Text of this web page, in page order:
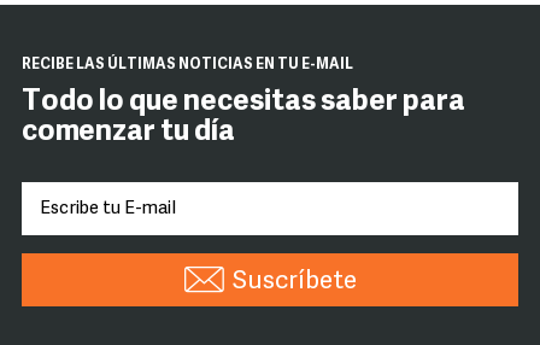
RECIBE LAS ÚLTIMAS NOTICIAS EN TU E-MAIL
Todo lo que necesitas saber para
comenzar tu día
Suscríbete